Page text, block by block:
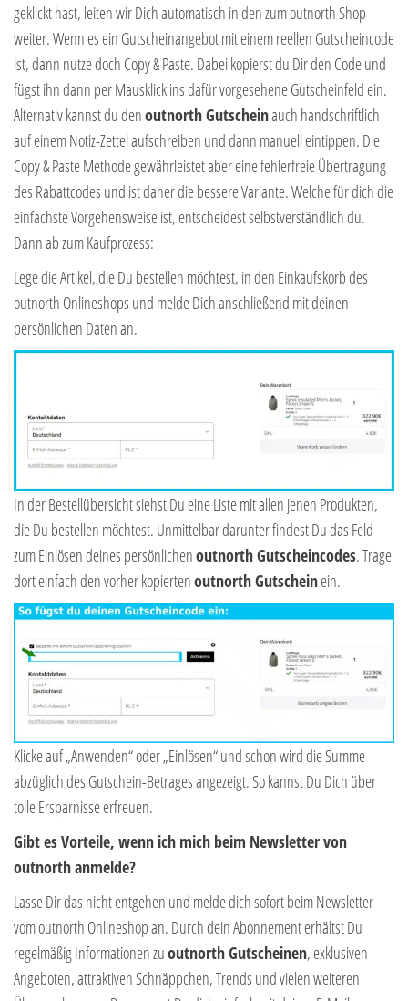
geklickt hast, leiten wir Dich automatisch in den zum outnorth Shop
weiter. Wenn es ein Gutscheinangebot mit einem reellen Gutscheincode
ist, dann nutze doch Copy & Paste. Dabei kopierst du Dir den Code und
fügst ihn dann per Mausklick ins dafür vorgesehene Gutscheinfeld ein.
Alternativ kannst du denoutnorth Gutscheinauch handschriftlich
auf einem Notiz-Zettel aufschreiben und dann manuell eintippen. Die
Copy & Paste Methode gewährleistet aber eine fehlerfreie Übertragung
des Rabattcodes und ist daher die bessere Variante. Welche für dich die
einfachste Vorgehensweise ist, entscheidest selbstverständlich du.
Dann ab zum Kaufprozess:
Lege die Artikel, die Du bestellen möchtest, in den Einkaufskorb des
outnorth Onlineshops und melde Dich anschließend mit deinen
persönlichen Daten an.
In der Bestellübersicht siehst Du eine Liste mit allen jenen Produkten,
die Du bestellen möchtest. Unmittelbar darunter findest Du das Feld
zum Einlösen deines persönlichenoutnorth Gutscheincodes. Trage
dort einfach den vorher kopiertenoutnorth Gutscheinein.
Klicke auf „Anwenden“ oder „Einlösen“ und schon wird die Summe
abzüglich des Gutschein-Betrages angezeigt. So kannst Du Dich über
tolle Ersparnisse erfreuen.
Gibt es Vorteile, wenn ich mich beim Newsletter von
outnorth anmelde?
Lasse Dir das nicht entgehen und melde dich sofort beim Newsletter
vom outnorth Onlineshop an. Durch dein Abonnement erhältst Du
regelmäßig Informationen zuoutnorth Gutscheinen, exklusiven
Angeboten, attraktiven Schnäppchen, Trends und vielen weiteren